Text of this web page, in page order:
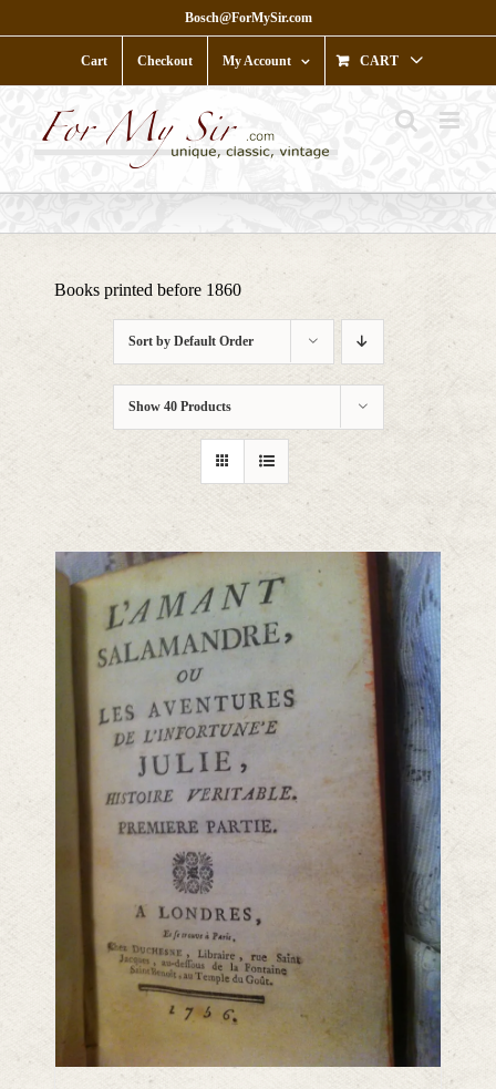
to
Bosch@ForMySir.com
Cart Checkout My Account CART
Books printed before 1860
Sort by Default Order
Show 40 Products